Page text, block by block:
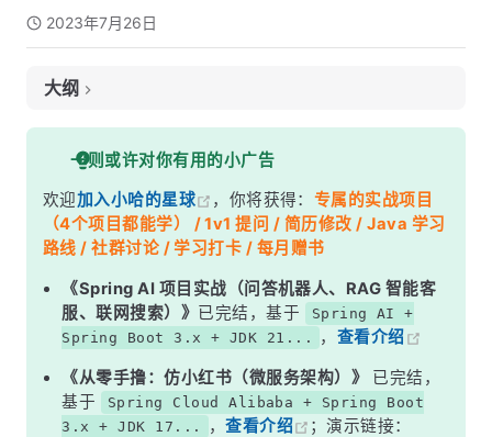
2023年7月26日
大纲
1. 注解是什么？
2. Java 8 对注解的改进
3. 定义注解
4. 使用注解
5. 可重复注解
6. 类型注解
一则或许对你有用的小广告
欢迎加入小哈的星球 ，你将获得： 专属的实战项目
（4个项目都能学） / 1v1 提问 / 简历修改 / Java 学习
路线 / 社群讨论 / 学习打卡 / 每月赠书
《Spring AI 项目实战（问答机器人、RAG 智能客
服、联网搜索）》 已完结，基于
Spring AI +
Spring Boot 3.x + JDK 21...
， 查看介绍
《从零手撸：仿小红书（微服务架构）》
已完结，
基于
Spring Cloud Alibaba + Spring Boot
3.x + JDK 17...
，查看介绍
；演示链接：